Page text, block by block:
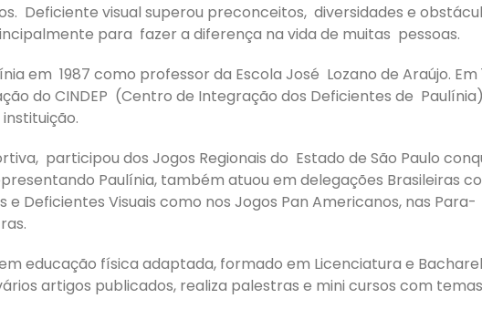
Deficiente visual superou preconceitos, diversidades e
para fazer a diferença na vida de muitas pessoas.
em 1987 como professor da Escola José Lozano de Araújo. Em
do CINDEP (Centro de Integração dos Deficientes de
participou dos Jogos Regionais do Estado de São Paulo
Paulínia, também atuou em delegações Brasileiras
e Deficientes Visuais como nos Jogos Pan Americanos, nas Para-
educação física adaptada, formado em Licenciatura e
artigos publicados, realiza palestras e mini cursos com temas